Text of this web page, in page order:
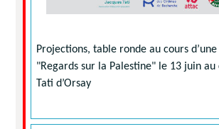
Projections, table ronde au cours
"Regards sur la Palestine" le 13 juin au
Tati d’Orsay